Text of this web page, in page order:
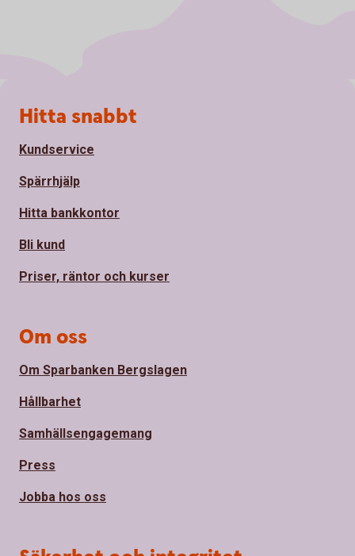
Sidfot
Hitta snabbt
Kundservice
Spärrhjälp
Hitta bankkontor
Bli kund
Priser, räntor och kurser
Om oss
Om Sparbanken Bergslagen
Hållbarhet
Samhällsengagemang
Press
Jobba hos oss